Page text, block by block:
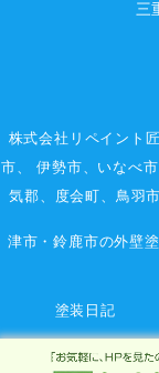
三
株式会社リペイント
市、 伊勢市、いなべ
気郡、度会町、鳥羽
津市・鈴鹿市の外壁
塗装日記
会社案内